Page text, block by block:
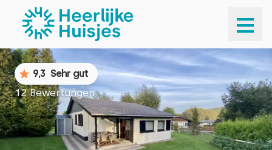
1
9,3 Sehr gut
12 Bewertungen